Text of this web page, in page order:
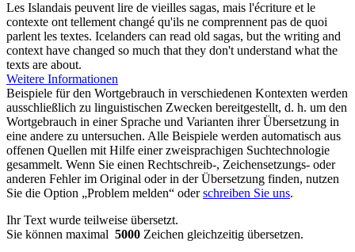
Les Islandais peuvent lire de vieilles sagas, mais l'écriture et le
contexte ont tellement changé qu'ils ne comprennent pas de quoi
parlent les textes. Icelanders can read old sagas, but the writing and
context have changed so much that they don't understand what the
texts are about.
Weitere Informationen
Beispiele für den Wortgebrauch in verschiedenen Kontexten werden
ausschließlich zu linguistischen Zwecken bereitgestellt, d. h. um den
Wortgebrauch in einer Sprache und Varianten ihrer Übersetzung in
eine andere zu untersuchen. Alle Beispiele werden automatisch aus
offenen Quellen mit Hilfe einer zweisprachigen Suchtechnologie
gesammelt. Wenn Sie einen Rechtschreib-, Zeichensetzungs- oder
anderen Fehler im Original oder in der Übersetzung finden, nutzen
Sie die Option „Problem melden“ oderschreiben Sie uns.
Ihr Text wurde teilweise übersetzt.
Sie können maximal 5000 Zeichen gleichzeitig übersetzen.